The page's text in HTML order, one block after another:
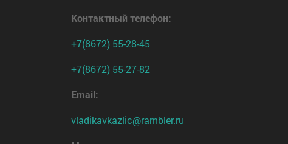
Контактный телефон:
+7(8672) 55-28-45
+7(8672) 55-27-82
Email:
vladikavkazlic@rambler.ru